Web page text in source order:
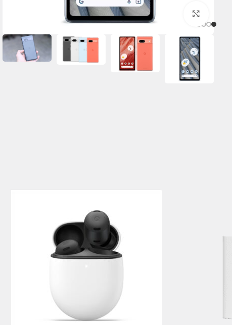
برای بزرگنمایی کلیک کنید